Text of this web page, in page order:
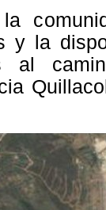
y la
al